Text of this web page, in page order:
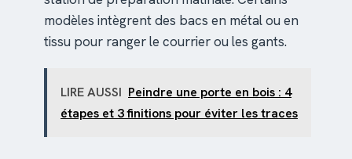
modèles intègrent des bacs en métal ou en
tissu pour ranger le courrier ou les gants.
LIRE AUSSI Peindre une porte en bois : 4
étapes et 3 finitions pour éviter les traces